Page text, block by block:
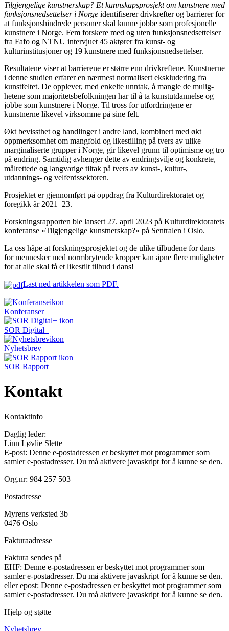
Tilgjengelige kunstnerskap? Et kunnskaps­prosjekt om kunstnere med
funksjons­nedsettelser i Norge identifiserer drivkrefter og barrierer for
at funksjonshindrede personer skal kunne jobbe som profesjonelle
kunstnere i Norge. Fem forskere med og uten funksjonsnedsettelser
fra Fafo og NTNU intervjuet 45 aktører fra kunst- og
kulturinstitusjoner og 19 kunstnere med funksjonsnedsettelser.
Resultatene viser at barrierene er større enn drivkreftene. Kunstnerne
i denne studien erfarer en nærmest normalisert ekskludering fra
kunstfeltet. De opplever, med enkelte unntak, å mangle de mulig­
hetene som majoritetsbefolkningen har til å ta kunstutdannelse og
jobbe som kunstnere i Norge. Til tross for utfordringene er
kunstnerne likevel virksomme på sine felt.
Økt bevissthet og handlinger i andre land, kombinert med økt
oppmerksomhet om mangfold og likestilling på tvers av ulike
marginaliserte grupper i Norge, gir likevel grunn til optimisme og tro
på endring. Samtidig avhenger dette av endringsvilje og konkrete,
målrettede og langvarige tiltak på tvers av kunst-, kultur-,
utdannings- og velferdssektoren.
Prosjektet er gjennomført på oppdrag fra Kulturdirektoratet og
foregikk år 2021–23.
Forskningsrapporten ble lansert 27. april 2023 på Kulturdirektoratets
konferanse «Tilgjengelige kunstnerskap?» på Sentralen i Oslo.
La oss håpe at forskningsprosjektet og de ulike tilbudene for dans
for mennesker med normbrytende kropper kan åpne flere muligheter
for at alle skal få et likestilt tilbud i dans!
Last ned artikkelen som PDF.
Konferanser
SOR Digital+
Nyhetsbrev
SOR Rapport
Kontakt
Kontaktinfo
Daglig leder:
Linn Løvlie Slette
E-post: Denne e-postadressen er beskyttet mot programmer som
samler e-postadresser. Du må aktivere javaskript for å kunne se den.
Org.nr: 984 257 503
Postadresse
Myrens verksted 3b
0476 Oslo
Fakturaadresse
Faktura sendes på
EHF: Denne e-postadressen er beskyttet mot programmer som
samler e-postadresser. Du må aktivere javaskript for å kunne se den.
eller epost: Denne e-postadressen er beskyttet mot programmer som
samler e-postadresser. Du må aktivere javaskript for å kunne se den.
Hjelp og støtte
Nyhetsbrev